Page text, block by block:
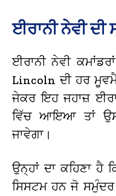
ਈਰਾਨੀ ਨੇਵੀ ਦੀ
ਈਰਾਨੀ ਨੇਵੀ
Lincoln ਦੀ ਹਰ
ਜੇਕਰ ਇਹ ਜਹਾਜ਼
ਵਿੱਚ ਆਇਆ ਤਾਂ
ਜਾਵੇਗਾ।
ਉਨ੍ਹਾਂ ਦਾ ਕਹਿਣਾ ਹੈ
ਸਿਸਟਮ ਹਨ ਜੋ ਸਮੁੰਦਰ